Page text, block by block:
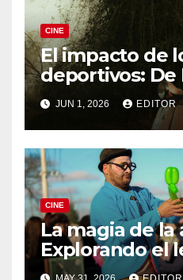
CINE
El impacto de
deportivos: De
Ferrari
JUN 1, 2026 EDITOR
CINE
La magia de la
Explorando el
DreamWorks